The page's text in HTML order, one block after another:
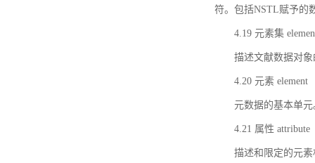
符。包括NSTL赋予的
4.19 元素集
描述文献数据对
4.20 元素 element
元数据的基本单元
4.21 属性 attribute
描述和限定的元